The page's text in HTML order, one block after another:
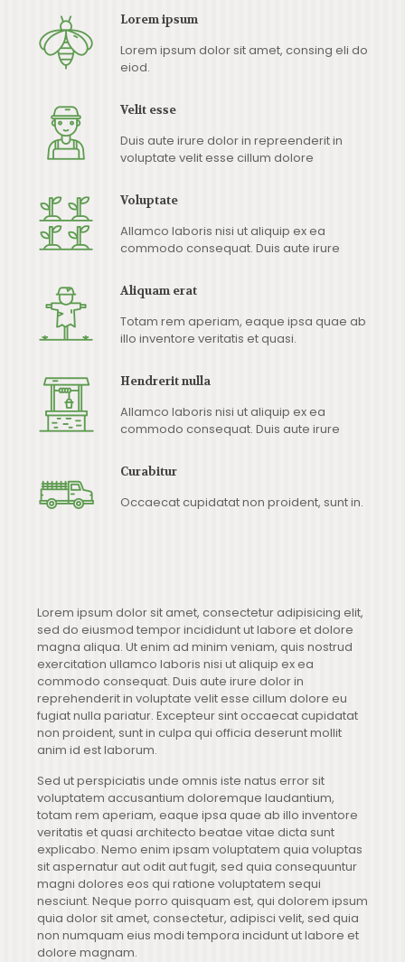
Lorem ipsum
Lorem ipsum dolor sit amet, consing eli do
eiod.
Velit esse
Duis aute irure dolor in repreenderit in
voluptate velit esse cillum dolore
Voluptate
Allamco laboris nisi ut aliquip ex ea
commodo consequat. Duis aute irure
Aliquam erat
Totam rem aperiam, eaque ipsa quae ab
illo inventore veritatis et quasi.
Hendrerit nulla
Allamco laboris nisi ut aliquip ex ea
commodo consequat. Duis aute irure
Curabitur
Occaecat cupidatat non proident, sunt in.
Lorem ipsum dolor sit amet, consectetur adipisicing elit,
sed do eiusmod tempor incididunt ut labore et dolore
magna aliqua. Ut enim ad minim veniam, quis nostrud
exercitation ullamco laboris nisi ut aliquip ex ea
commodo consequat. Duis aute irure dolor in
reprehenderit in voluptate velit esse cillum dolore eu
fugiat nulla pariatur. Excepteur sint occaecat cupidatat
non proident, sunt in culpa qui officia deserunt mollit
anim id est laborum.
Sed ut perspiciatis unde omnis iste natus error sit
voluptatem accusantium doloremque laudantium,
totam rem aperiam, eaque ipsa quae ab illo inventore
veritatis et quasi architecto beatae vitae dicta sunt
explicabo. Nemo enim ipsam voluptatem quia voluptas
sit aspernatur aut odit aut fugit, sed quia consequuntur
magni dolores eos qui ratione voluptatem sequi
nesciunt. Neque porro quisquam est, qui dolorem ipsum
quia dolor sit amet, consectetur, adipisci velit, sed quia
non numquam eius modi tempora incidunt ut labore et
dolore magnam.